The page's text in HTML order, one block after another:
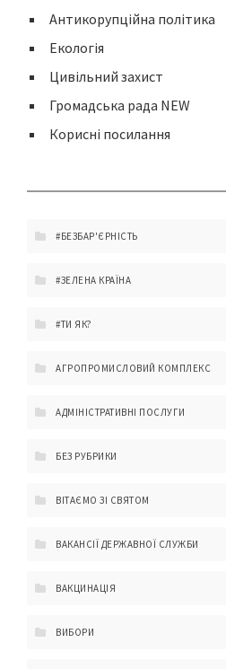
Антикорупційна політика
Екологія
Цивільний захист
Громадська рада NEW
Корисні посилання
#БЕЗБАР'ЄРНІСТЬ
#ЗЕЛЕНА КРАЇНА
#ТИ ЯК?
АГРОПРОМИСЛОВИЙ КОМПЛЕКС
АДМІНІСТРАТИВНІ ПОСЛУГИ
БЕЗ РУБРИКИ
ВІТАЄМО ЗІ СВЯТОМ
ВАКАНСІЇ ДЕРЖАВНОЇ СЛУЖБИ
ВАКЦИНАЦІЯ
ВИБОРИ